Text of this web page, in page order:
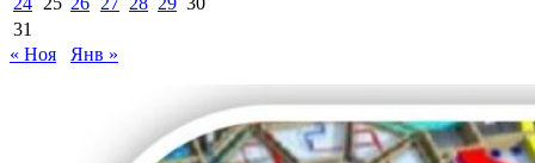
31
« Ноя
Янв »